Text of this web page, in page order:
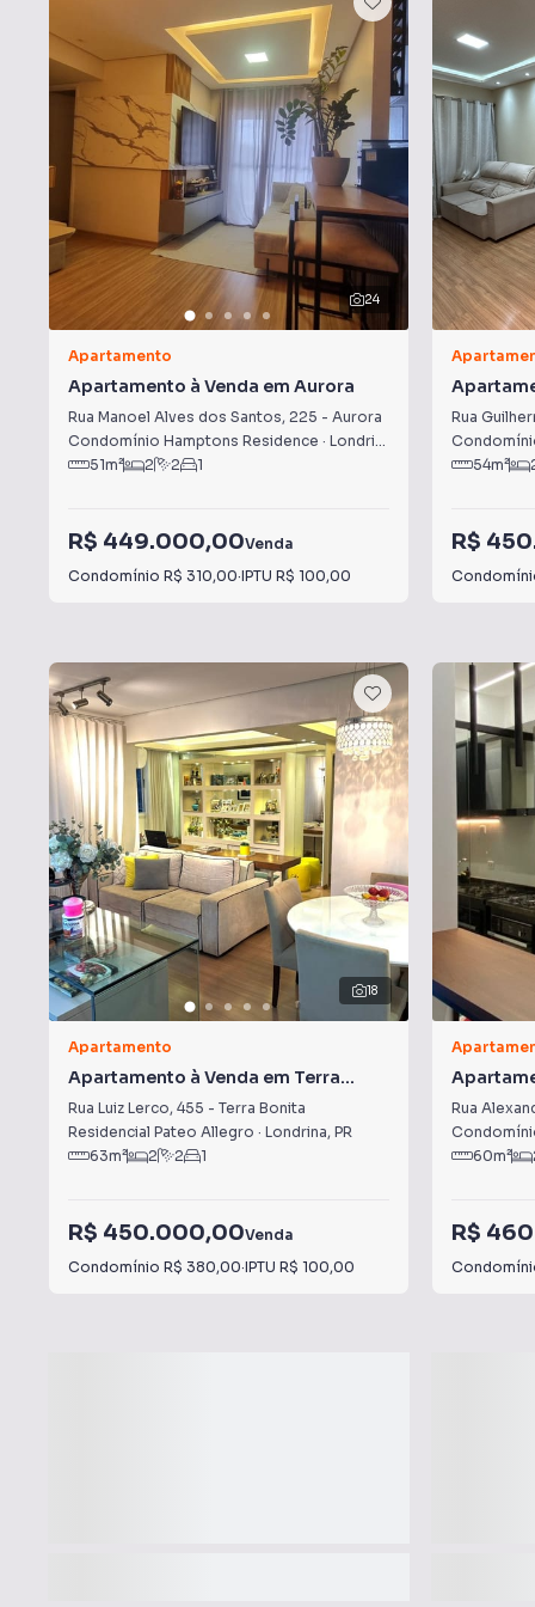
24
Apartamento
Apartamento à Venda em Aurora
Rua Manoel Alves dos Santos, 225 - Aurora
Condomínio Hamptons Residence · Londrina
51m² 2 2 1
R$ 449.000,00Venda
Condomínio R$ 310,00·IPTU R$ 100,00
Palhano
Rua
54m²
R$
18
Apartamento
Apartamento à Venda em Terra
Bonita
Rua Luiz Lerco, 455 - Terra Bonita
Residencial Pateo Allegro · Londrina, PR
63m² 2 2 1
R$ 450.000,00Venda
Condomínio R$ 380,00·IPTU R$ 100,00
Jamaica
Rua
60m²
R$